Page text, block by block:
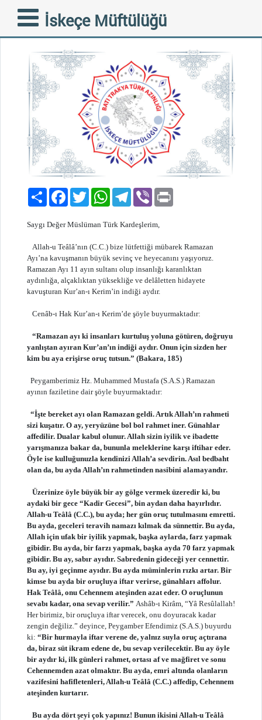
İskeçe Müftülüğü
MÜBAREK RAMAZAN AYI
PaylaşFacebook
TwitterWhatsAppTelegram
Viber
Saygı Değer Müslüman Türk Kardeşlerim,
Allah-u Teâlâ’nın (C.C.) bize lütfettiği mübarek Ramazan
Ayı’na kavuşmanın büyük sevinç ve heyecanını yaşıyoruz.
Ramazan Ayı 11 ayın sultanı olup insanlığı karanlıktan
aydınlığa, alçaklıktan yüksekliğe ve delâletten hidayete
kavuşturan Kur’an-ı Kerim’in indiği aydır.
Cenâb-ı Hak Kur’an-ı Kerim’de şöyle buyurmaktadır:
“Ramazan ayı ki insanları kurtuluş yoluna götüren, doğruyu
yanlıştan ayıran Kur’an’ın indiği aydır. Onun için sizden her
kim bu aya erişirse oruç tutsun.” (Bakara, 185)
Peygamberimiz Hz. Muhammed Mustafa (S.A.S.) Ramazan
ayının faziletine dair şöyle buyurmaktadır:
“İşte bereket ayı olan Ramazan geldi. Artık Allah’ın rahmeti
sizi kuşatır. O ay, yeryüzüne bol bol rahmet iner. Günahlar
affedilir. Dualar kabul olunur. Allah sizin iyilik ve ibadette
yarışmanıza bakar da, bununla meleklerine karşı iftihar eder.
Öyle ise kulluğunuzla kendinizi Allah’a sevdirin. Asıl bedbaht
olan da, bu ayda Allah’ın rahmetinden nasibini alamayandır.
Üzerinize öyle büyük bir ay gölge vermek üzeredir ki, bu
aydaki bir gece “Kadir Gecesi”, bin aydan daha hayırlıdır.
Allah-u Teâlâ (C.C.), bu ayda; her gün oruç tutulmasını emretti.
Bu ayda, geceleri teravih namazı kılmak da sünnettir. Bu ayda,
Allah için ufak bir iyilik yapmak, başka aylarda, farz yapmak
gibidir. Bu ayda, bir farzı yapmak, başka ayda 70 farz yapmak
gibidir. Bu ay, sabır ayıdır. Sabredenin gideceği yer cennettir.
Bu ay, iyi geçinme ayıdır. Bu ayda müminlerin rızkı artar. Bir
kimse bu ayda bir oruçluya iftar verirse, günahları affolur.
Hak Teâlâ, onu Cehennem ateşinden azat eder. O oruçlunun
sevabı kadar, ona sevap verilir.” Ashâb-ı Kirâm, “Yâ Resûlallah!
Her birimiz, bir oruçluya iftar verecek, onu doyuracak kadar
zengin değiliz.” deyince, Peygamber Efendimiz (S.A.S.) buyurdu
ki: “Bir hurmayla iftar verene de, yalnız suyla oruç açtırana
da, biraz süt ikram edene de, bu sevap verilecektir. Bu ay öyle
bir aydır ki, ilk günleri rahmet, ortası af ve mağfiret ve sonu
Cehennemden azat olmaktır. Bu ayda, emri altında olanların
vazifesini hafifletenleri, Allah-u Teâlâ (C.C.) affedip, Cehennem
ateşinden kurtarır.
Bu ayda dört şeyi çok yapınız! Bunun ikisini Allah-u Teâlâ